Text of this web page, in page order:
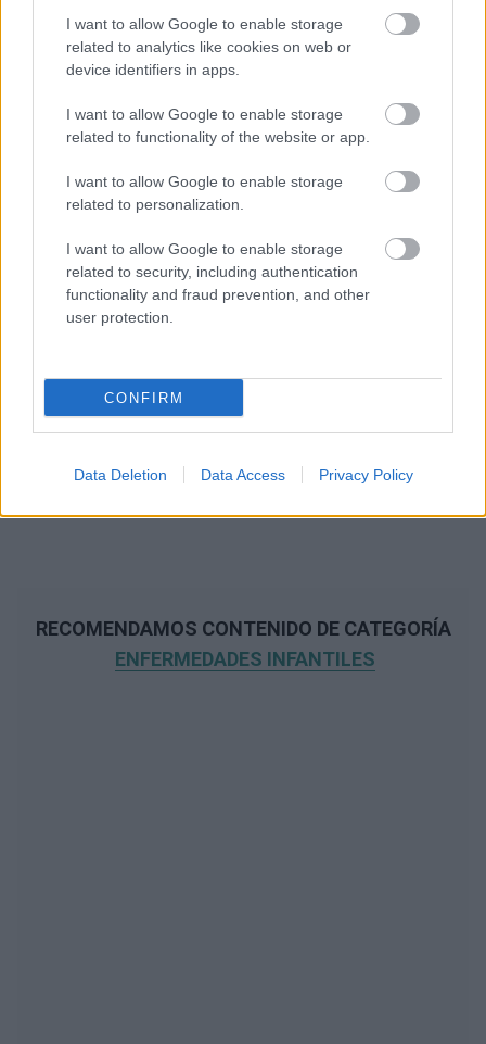
I want to allow Google to enable storage
related to analytics like cookies on web or
device identifiers in apps.
I want to allow Google to enable storage
related to functionality of the website or app.
I want to allow Google to enable storage
related to personalization.
I want to allow Google to enable storage
related to security, including authentication
functionality and fraud prevention, and other
user protection.
CONFIRM
Data Deletion Data Access Privacy Policy
RECOMENDAMOS CONTENIDO DE CATEGORÍA
ENFERMEDADES INFANTILES